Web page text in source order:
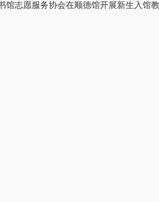
馆志愿服务协会在顺德馆开展新生入馆